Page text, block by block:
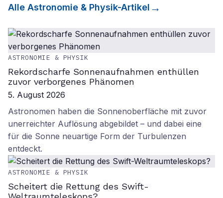
Alle Astronomie & Physik-Artikel
ASTRONOMIE & PHYSIK
Rekordscharfe Sonnenaufnahmen enthüllen
zuvor verborgenes Phänomen
5. August 2026
Astronomen haben die Sonnenoberfläche mit zuvor
unerreichter Auflösung abgebildet – und dabei eine
für die Sonne neuartige Form der Turbulenzen
entdeckt.
ASTRONOMIE & PHYSIK
Scheitert die Rettung des Swift-